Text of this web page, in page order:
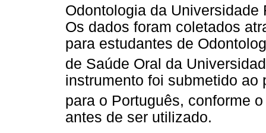
Odontologia da
Os dados foram coletados
para estudantes de
de Saúde Oral da
instrumento foi submetido
para o Português, conforme
antes de ser utilizado.